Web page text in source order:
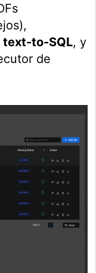
text-to-SQL, y
de